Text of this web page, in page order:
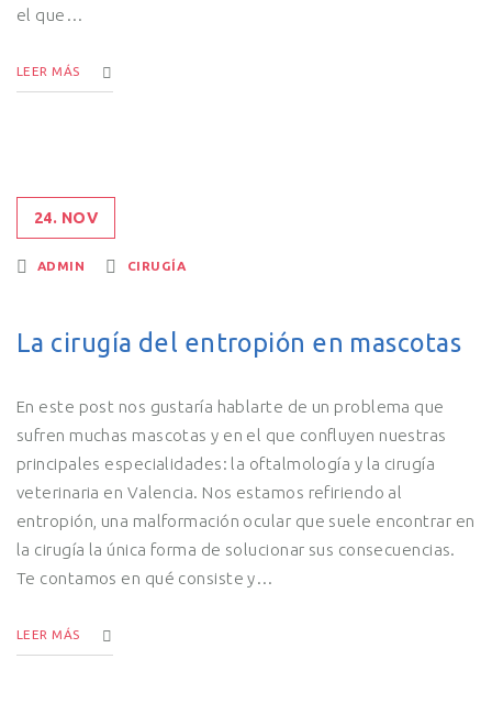
el que…
LEER MÁS
24. NOV
ADMIN CIRUGÍA
La cirugía del entropión en mascotas
En este post nos gustaría hablarte de un problema que
sufren muchas mascotas y en el que confluyen nuestras
principales especialidades: la oftalmología y la cirugía
veterinaria en Valencia. Nos estamos refiriendo al
entropión, una malformación ocular que suele encontrar en
la cirugía la única forma de solucionar sus consecuencias.
Te contamos en qué consiste y…
LEER MÁS